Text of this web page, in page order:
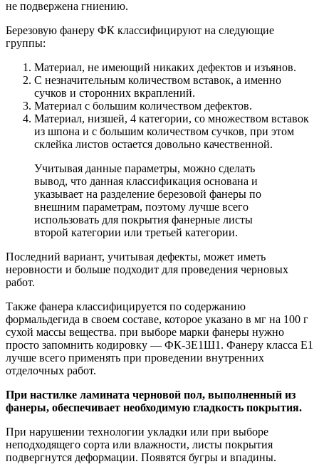
не подвержена гниению.
Березовую фанеру ФК классифицируют на следующие
группы:
Материал, не имеющий никаких дефектов и изъянов.
С незначительным количеством вставок, а именно
сучков и сторонних вкраплений.
Материал с большим количеством дефектов.
Материал, низшей, 4 категории, со множеством вставок
из шпона и с большим количеством сучков, при этом
склейка листов остается довольно качественной.
Учитывая данные параметры, можно сделать
вывод, что данная классификация основана и
указывает на разделение березовой фанеры по
внешним параметрам, поэтому лучше всего
использовать для покрытия фанерные листы
второй категории или третьей категории.
Последний вариант, учитывая дефекты, может иметь
неровности и больше подходит для проведения черновых
работ.
Также фанера классифицируется по содержанию
формальдегида в своем составе, которое указано в мг на 100 г
сухой массы вещества. при выборе марки фанеры нужно
просто запомнить кодировку — ФК-3Е1Ш1. Фанеру класса Е1
лучше всего применять при проведении внутренних
отделочных работ.
При настилке ламината черновой пол, выполненный из
фанеры, обеспечивает необходимую гладкость покрытия.
При нарушении технологии укладки или при выборе
неподходящего сорта или влажности, листы покрытия
подвергнутся деформации. Появятся бугры и впадины.